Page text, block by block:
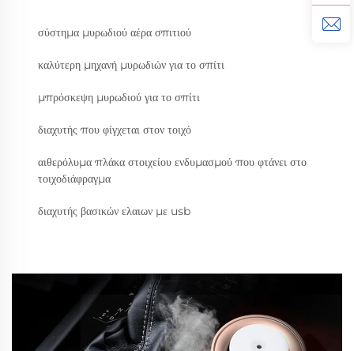
σύστημα μυρωδιού αέρα σπιτιού
καλύτερη μηχανή μυρωδιών για το σπίτι
μπρόσκεψη μυρωδιού για το σπίτι
διαχυτής που φίγχεται στον τοιχό
αιθερόλυμα πλάκα στοιχείου ενδυμασμού που φτάνει στο
τοιχοδιάφραγμα
διαχυτής βασικών ελαιων με usb